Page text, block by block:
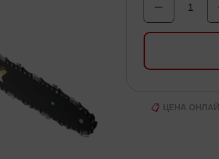
1
ЦЕНА